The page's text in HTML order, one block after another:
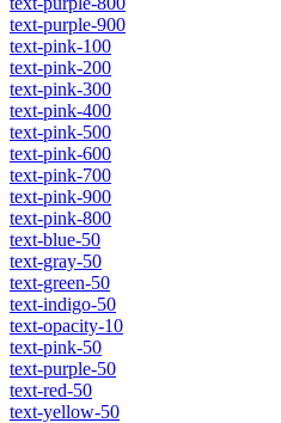
text-purple-900
text-pink-100
text-pink-200
text-pink-300
text-pink-400
text-pink-500
text-pink-600
text-pink-700
text-pink-900
text-pink-800
text-blue-50
text-gray-50
text-green-50
text-indigo-50
text-opacity-10
text-pink-50
text-purple-50
text-red-50
text-yellow-50